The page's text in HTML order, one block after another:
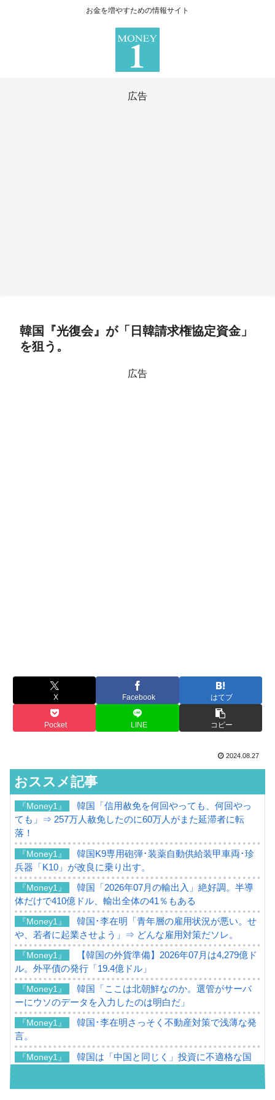
お金を増やすための情報サイト
広告
韓国『光復会』が「日韓請求権協定資金」
を狙う。
広告
X Facebook はてブ
Pocket LINE コピー
2024.08.27
おススメ記事
『Money1』
韓国「信用赦免を何回やっても、何回やっ
ても」⇒ 257万人赦免したのに60万人がまた延滞者に転
落！
『Money1』
韓国K9専用砲弾･装薬自動供給装甲車両･珍
兵器「K10」が改良に乗り出す。
『Money1』
韓国「2026年07月の輸出入」絶好調。半導
体だけで410億ドル、輸出全体の41％もある
『Money1』
韓国･李在明「青年層の雇用状況が悪い。せ
や、若者に起業させよう」⇒ どんな雇用対策だソレ。
『Money1』
【韓国の外貨準備】2026年07月は4,279億ド
ル。外平債の発行「19.4億ドル」
『Money1』
韓国「ここは北朝鮮なのか。選管がサーバ
ーにウソのデータを入力したのは明白だ」
『Money1』
韓国･李在明さっそく不動産対策で浅薄な発
言。
『Money1』
韓国は「中国と同じく」投資に不適格な国
『Money1』
『韓国銀行』が「金の保有量を増やしま